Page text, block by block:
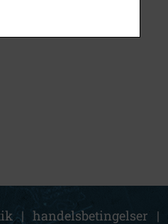
| handelsbetingelser |